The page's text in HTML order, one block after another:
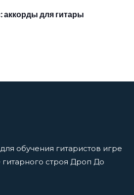
играть на гитаре —
на гитаре
грамоту новичкам
для гитары
обучения гитаристов игре
гитарного строя Дроп До